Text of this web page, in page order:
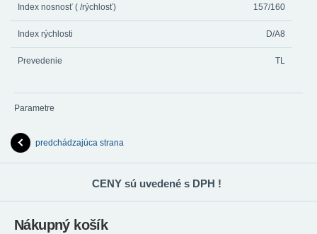
Index nosnosť ( /rýchlosť) 157/160
Index rýchlosti D/A8
Prevedenie TL
Parametre
predchádzajúca strana
CENY sú uvedené s DPH !
Nákupný košík